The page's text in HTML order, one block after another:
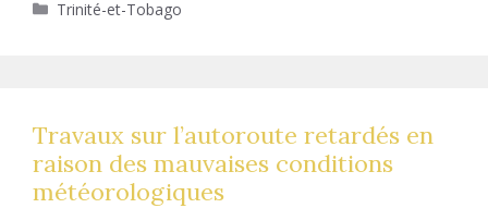
Catégories
Trinité-et-Tobago
Travaux sur l’autoroute retardés en
raison des mauvaises conditions
météorologiques